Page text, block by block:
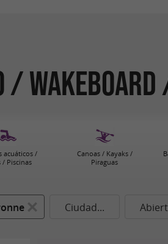
/
acuáticos /
/ Piscinas
Canoas / Kayaks /
Piraguas
Ciudad...